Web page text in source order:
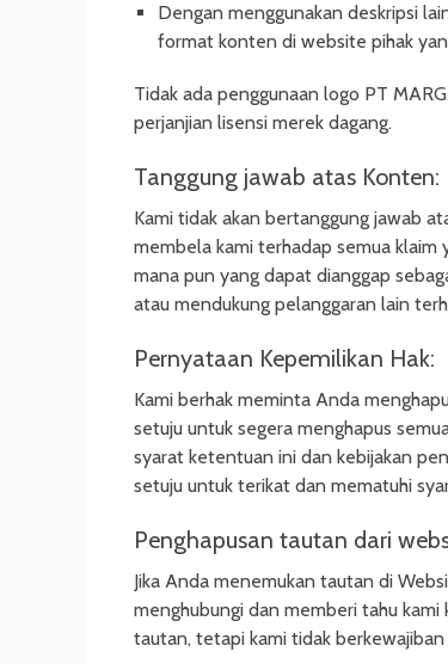
Dengan menggunakan deskripsi
format konten di website pihak
Tidak ada penggunaan logo PT
perjanjian lisensi merek dagang.
Tanggung jawab atas Konten:
Kami tidak akan bertanggung jawab
membela kami terhadap semua klaim
mana pun yang dapat dianggap
atau mendukung pelanggaran lain
Pernyataan Kepemilikan Hak:
Kami berhak meminta Anda
setuju untuk segera menghapus
syarat ketentuan ini dan kebijakan
setuju untuk terikat dan mematuhi
Penghapusan tautan dari
Jika Anda menemukan tautan di
menghubungi dan memberi tahu
tautan, tetapi kami tidak